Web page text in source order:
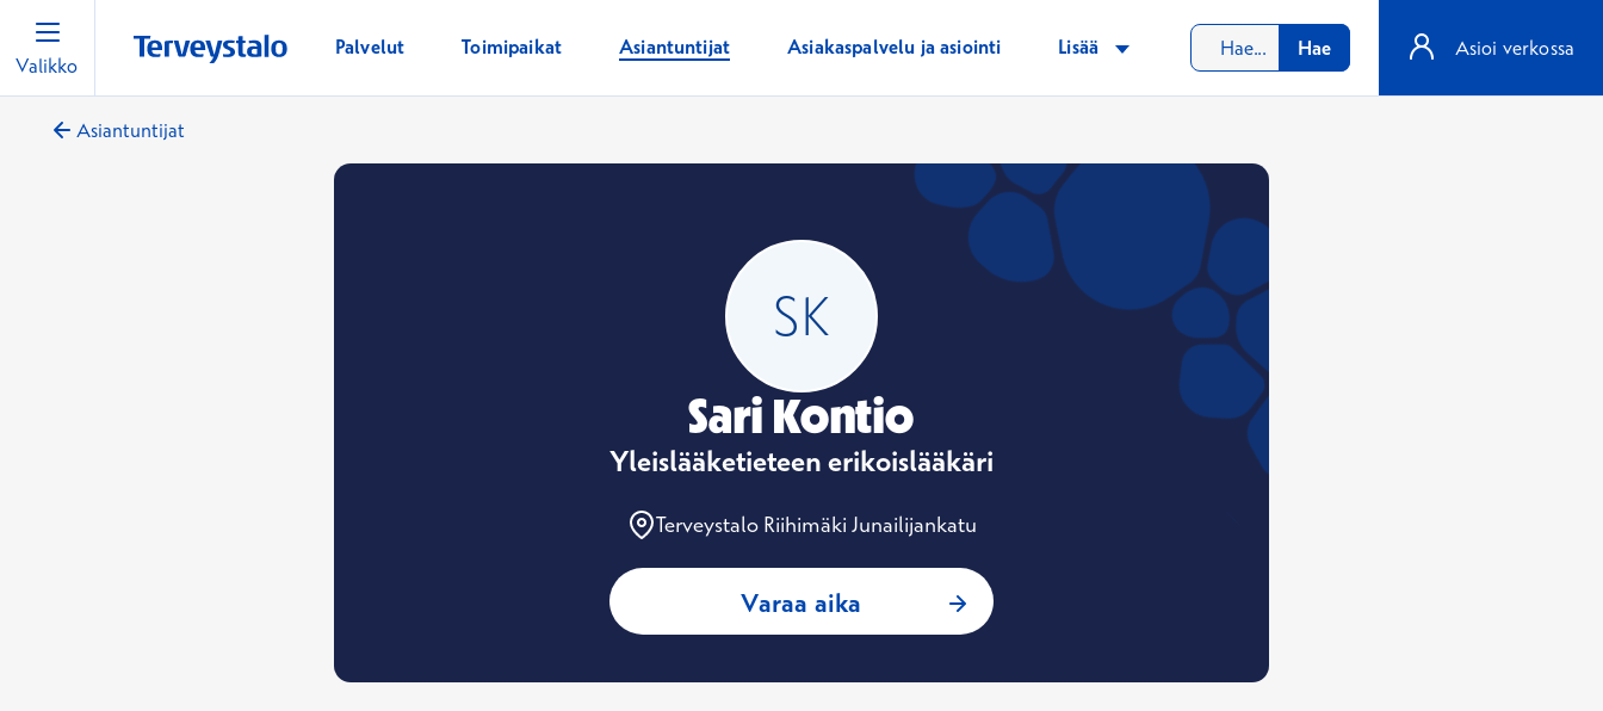
Valikko
Palvelut Toimipaikat Asiantuntijat Asiakaspalvelu ja asiointi Lisää Hae Asioi verkossa
Asiantuntijat
Sari Kontio
Yleislääketieteen erikoislääkäri
Terveystalo Riihimäki Junailijankatu
Varaa aika : Sari Kontio, Yleislääketieteen erikoislääkäri